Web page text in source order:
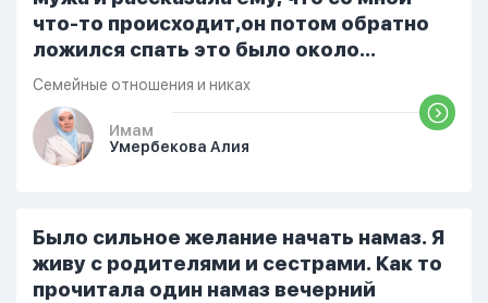
что-то происходит,он потом обратно
ложился спать это было около
одиннадцати вечера. Но я снова
разбудила его, сказав, что мне плохо.
Он ответил: «Я живу с больными». Мне
стало очень обидно, и я решила
проснулся и спросил, что случилось. И
я рассказала о своих проблемах. Затем
я сказала ему:...
Семейные отношения и никах
Имам
Умербекова Алия
Было сильное желание начать намаз. Я
живу с родителями и сестрами. Как то
прочитала один намаз вечерний